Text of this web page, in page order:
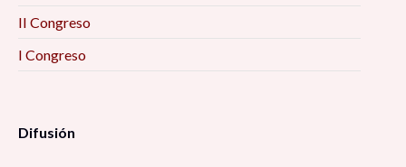
II Congreso
I Congreso
Difusión